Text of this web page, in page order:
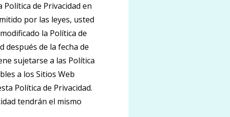
de Privacidad en
por las leyes, usted
la Política de
después de la fecha de
sujetarse a las Política
a los Sitios Web
Política de Privacidad.
tendrán el mismo